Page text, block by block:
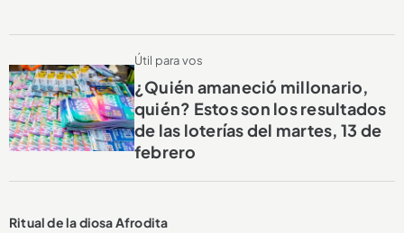
Útil para vos
¿Quién amaneció millonario,
quién? Estos son los resultados
de las loterías del martes, 13 de
febrero
Ritual de la diosa Afrodita